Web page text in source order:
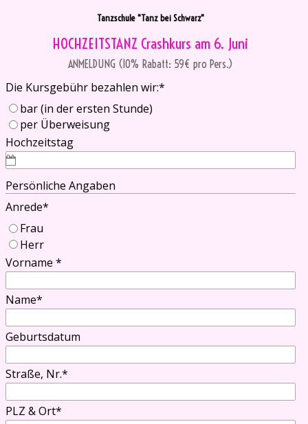
Tanzschule "Tanz bei Schwarz"
HOCHZEITSTANZ Crashkurs am 6. Juni
ANMELDUNG (10% Rabatt: 59€ pro Pers.)
Die Kursgebühr bezahlen wir:*
bar (in der ersten Stunde)
per Überweisung
Hochzeitstag
Persönliche Angaben
Anrede*
Frau
Herr
Vorname *
Name*
Geburtsdatum
Straße, Nr.*
PLZ & Ort*